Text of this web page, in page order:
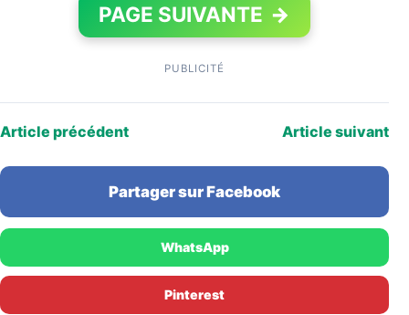
PAGE SUIVANTE →
PUBLICITÉ
Article précédent Article suivant
Partager sur Facebook
WhatsApp
Pinterest